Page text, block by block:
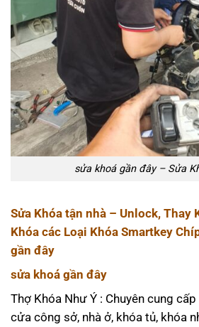
sửa khoá gần đây – Sửa
Sửa Khóa tận nhà – Unlock, Thay
Khóa các Loại Khóa Smartkey
gần đây
sửa khoá gần đây
Thợ Khóa Như Ý : Chuyên cung
cửa công sở, nhà ở, khóa tủ, khóa